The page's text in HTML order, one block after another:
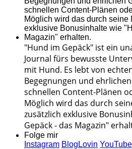
"Hund im Gepäck" ist ein
Journal fürs bewusste
mit Hund. Es lebt von
Begegnungen und
schnellen Content-Plänen
Möglich wird das durch
zusätzlich exklusive
Gepäck - das Magazin"
Folge mir
Instagram BlogLovin YouTube